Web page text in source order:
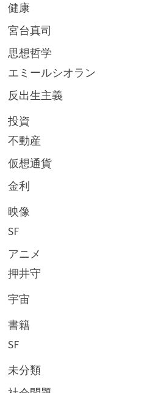
健康
宮台真司
思想哲学
エミールシオラン
反出生主義
投資
不動産
仮想通貨
金利
映像
SF
アニメ
押井守
宇宙
書籍
SF
未分類